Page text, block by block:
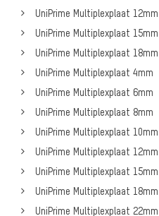
UniPrime Multiplexplaat 12mm
UniPrime Multiplexplaat 15mm
UniPrime Multiplexplaat 18mm
UniPrime Multiplexplaat 4mm
UniPrime Multiplexplaat 6mm
UniPrime Multiplexplaat 8mm
UniPrime Multiplexplaat 10mm
UniPrime Multiplexplaat 12mm
UniPrime Multiplexplaat 15mm
UniPrime Multiplexplaat 18mm
UniPrime Multiplexplaat 22mm